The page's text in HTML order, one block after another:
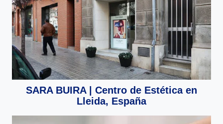
SARA BUIRA | Centro de Estética en
Lleida, España